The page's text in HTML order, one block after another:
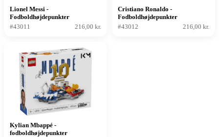
Lionel Messi -
Fodboldhøjdepunkter
#43011
216,00 kr.
Cristiano Ronaldo -
Fodboldhøjdepunkter
#43012
216,00 kr.
Kylian Mbappé -
fodboldhøjdepunkter